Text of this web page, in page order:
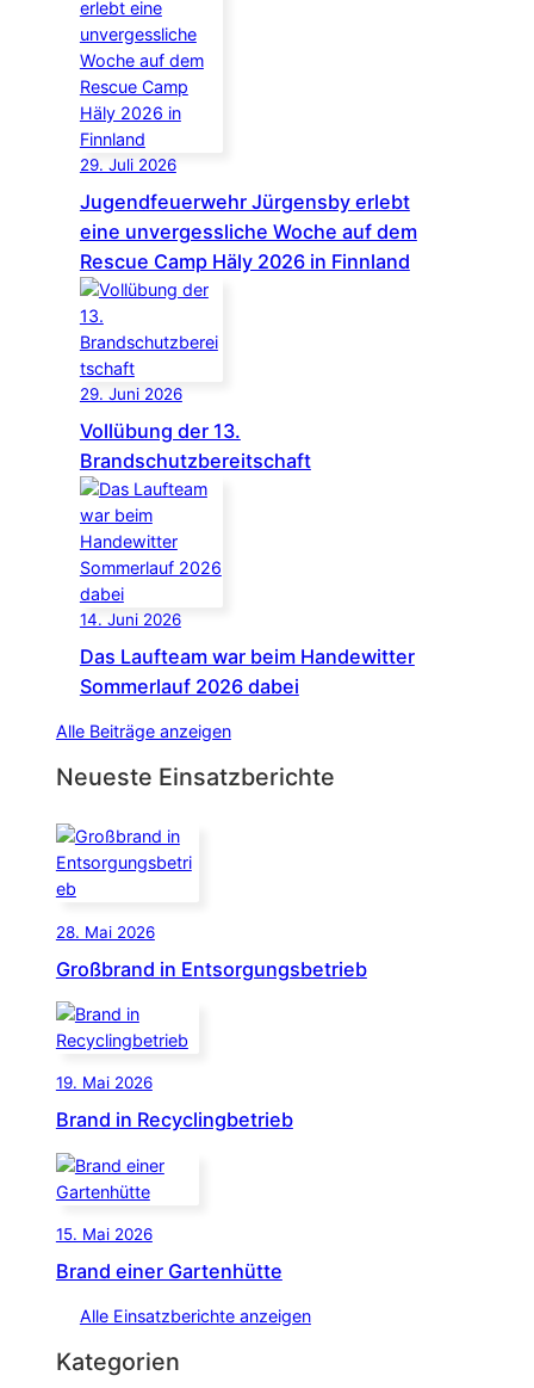
29. Juli 2026
Jugendfeuerwehr Jürgensby erlebt
eine unvergessliche Woche auf dem
Rescue Camp Häly 2026 in Finnland
29. Juni 2026
Vollübung der 13.
Brandschutzbereitschaft
14. Juni 2026
Das Laufteam war beim Handewitter
Sommerlauf 2026 dabei
Alle Beiträge anzeigen
Neueste Einsatzberichte
28. Mai 2026
Großbrand in Entsorgungsbetrieb
19. Mai 2026
Brand in Recyclingbetrieb
15. Mai 2026
Brand einer Gartenhütte
Alle Einsatzberichte anzeigen
Kategorien